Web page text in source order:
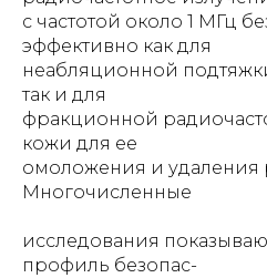
с частотой около 1 МГц
эффективно как для
неабляционной
так и для
фракционной
кожи для ее
омоложения и удаления
Многочисленные
исследования
профиль безопас-